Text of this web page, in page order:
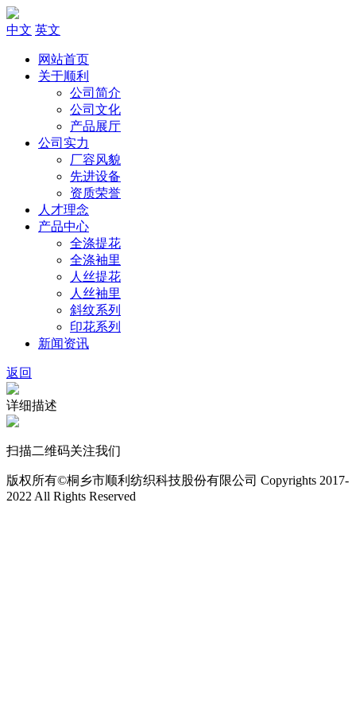
中文 英文
网站首页
关于顺利
公司简介
公司文化
产品展厅
公司实力
厂容风貌
先进设备
资质荣誉
人才理念
产品中心
全涤提花
全涤袖里
人丝提花
人丝袖里
斜纹系列
印花系列
新闻资讯
返回
详细描述
扫描二维码关注我们
版权所有©桐乡市顺利纺织科技股份有限公司 Copyrights 2017-
2022 All Rights Reserved